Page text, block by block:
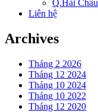
Q.Hải Châu
Liên hệ
Archives
Tháng 2 2026
Tháng 12 2024
Tháng 10 2024
Tháng 10 2022
Tháng 12 2020